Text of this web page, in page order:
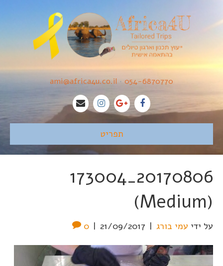
054-6870770
•
ami@africa4u.co.il
תפריט
20170806_173004
(Medium)
על ידי עמי בורג |
21/09/2017
|
0